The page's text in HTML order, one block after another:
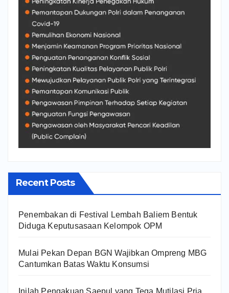
Recent Posts
Penembakan di Festival Lembah Baliem Bentuk
Diduga Keputusasaan Kelompok OPM
Mulai Pekan Depan BGN Wajibkan Ompreng MBG
Cantumkan Batas Waktu Konsumsi
Inilah Pengakuan Saepul yang Tega Mutilasi Pria